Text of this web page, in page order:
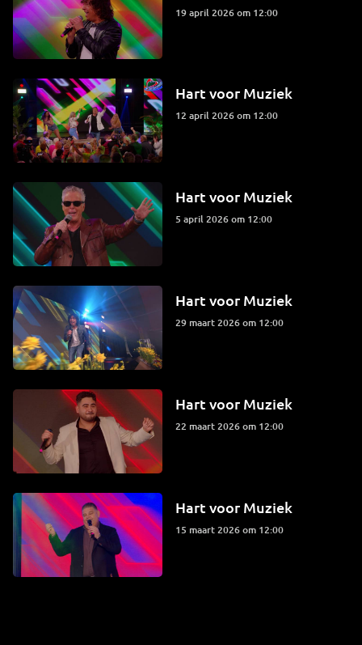
19 april 2026 om 12:00
Hart voor Muziek
12 april 2026 om 12:00
Hart voor Muziek
5 april 2026 om 12:00
Hart voor Muziek
29 maart 2026 om 12:00
Hart voor Muziek
22 maart 2026 om 12:00
Hart voor Muziek
15 maart 2026 om 12:00